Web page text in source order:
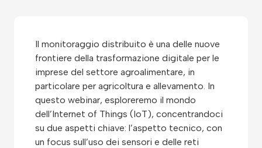
Il monitoraggio distribuito è una delle nuove
frontiere della trasformazione digitale per le
imprese del settore agroalimentare, in
particolare per agricoltura e allevamento. In
questo webinar, esploreremo il mondo
dell’Internet of Things (IoT), concentrandoci
su due aspetti chiave: l’aspetto tecnico, con
un focus sull’uso dei sensori e delle reti